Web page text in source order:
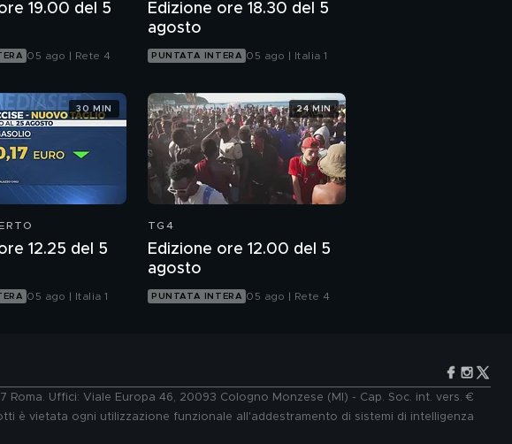
19.00 del 5
05 ago | Rete 4
Edizione ore 18.30 del 5
agosto
PUNTATA INTERA 05 ago | Italia 1
12.25 del 5
05 ago | Italia 1
30 MIN
TG4
Edizione ore 12.00 del 5
agosto
PUNTATA INTERA 05 ago | Rete 4
24 MIN
Roma. Uffici: Viale Europa 46, 20093 Cologno Monzese (MI) - Cap. Soc. int. vers. €
è vietata ogni utilizzazione funzionale all'addestramento di sistemi di intelligenza